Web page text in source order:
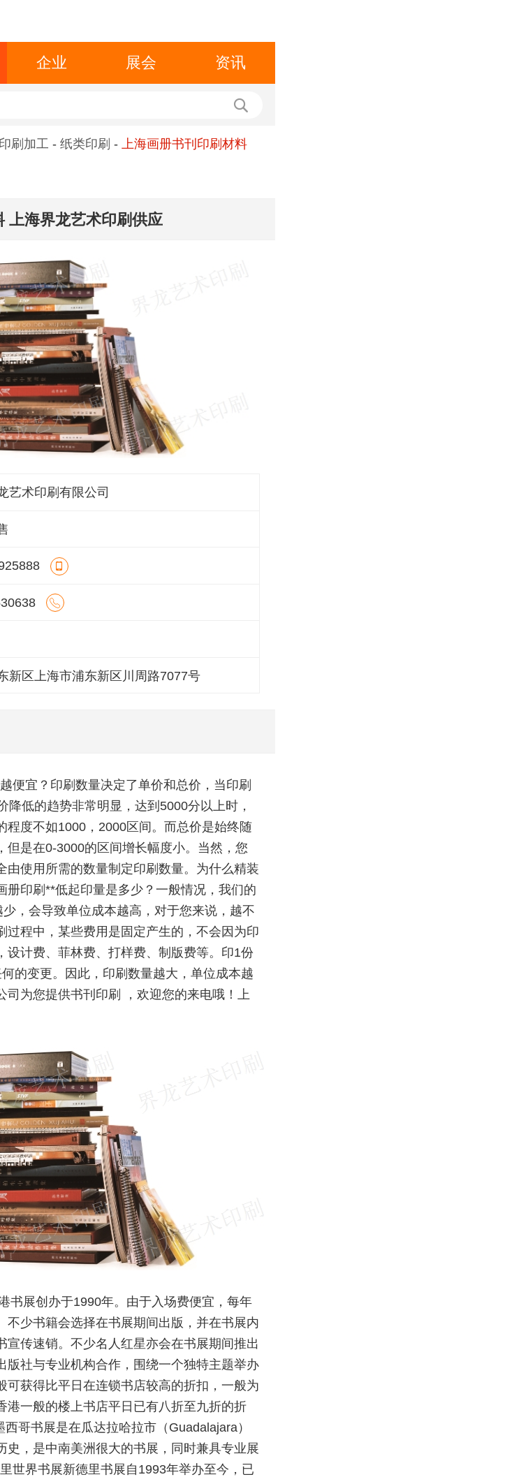
企业 展会 资讯
印刷加工 - 纸类印刷 - 上海画册书刊印刷材料
上海界龙艺术印刷供应
艺术印刷有限公司
新区上海市浦东新区川周路7077号
便宜？印刷数量决定了单价和总价，当印刷
降低的趋势非常明显，达到5000分以上时，
程度不如1000，2000区间。而总价是始终随
但是在0-3000的区间增长幅度小。当然，您
由使用所需的数量制定印刷数量。为什么精装
册印刷**低起印量是多少？一般情况，我们的
，会导致单位成本越高，对于您来说，越不
过程中，某些费用是固定产生的，不会因为印
设计费、菲林费、打样费、制版费等。印1份
的变更。因此，印刷数量越大，单位成本越
司为您提供书刊印刷 ，欢迎您的来电哦！上
书展创办于1990年。由于入场费便宜，每年
不少书籍会选择在书展期间出版，并在书展内
宣传速销。不少名人红星亦会在书展期间推出
版社与专业机构合作，围绕一个独特主题举办
可获得比平日在连锁书店较高的折扣，一般为
港一般的楼上书店平日已有八折至九折的折
哥书展是在瓜达拉哈拉市（Guadalajara）
史，是中南美洲很大的书展，同时兼具专业展
世界书展新德里书展自1993年举办至今，已